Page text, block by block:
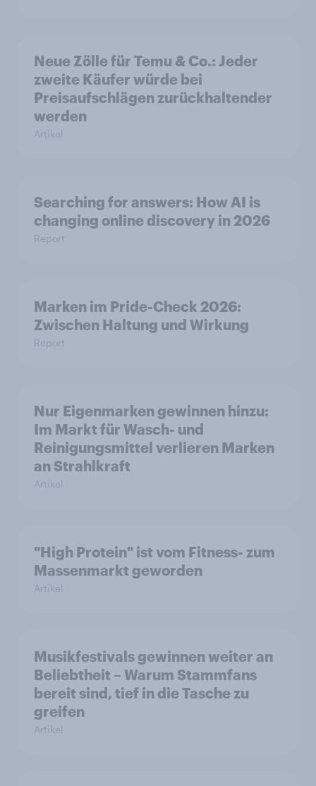
Neue Zölle für Temu & Co.: Jeder
zweite Käufer würde bei
Preisaufschlägen zurückhaltender
werden
Artikel
Searching for answers: How AI is
changing online discovery in 2026
Report
Marken im Pride-Check 2026:
Zwischen Haltung und Wirkung
Report
Nur Eigenmarken gewinnen hinzu:
Im Markt für Wasch- und
Reinigungsmittel verlieren Marken
an Strahlkraft
Artikel
"High Protein" ist vom Fitness- zum
Massenmarkt geworden
Artikel
Musikfestivals gewinnen weiter an
Beliebtheit – Warum Stammfans
bereit sind, tief in die Tasche zu
greifen
Artikel